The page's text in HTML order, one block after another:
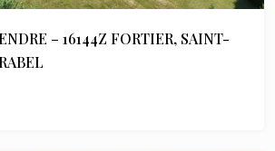
– 16144Z FORTIER, SAINT-